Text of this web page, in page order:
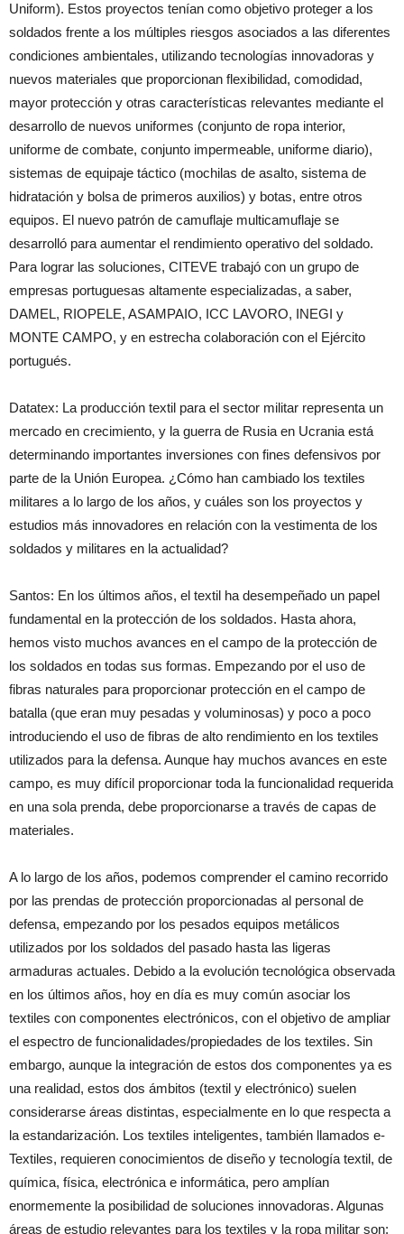
Uniform). Estos proyectos tenían como objetivo proteger a los
soldados frente a los múltiples riesgos asociados a las diferentes
condiciones ambientales, utilizando tecnologías innovadoras y
nuevos materiales que proporcionan flexibilidad, comodidad,
mayor protección y otras características relevantes mediante el
desarrollo de nuevos uniformes (conjunto de ropa interior,
uniforme de combate, conjunto impermeable, uniforme diario),
sistemas de equipaje táctico (mochilas de asalto, sistema de
hidratación y bolsa de primeros auxilios) y botas, entre otros
equipos. El nuevo patrón de camuflaje multicamuflaje se
desarrolló para aumentar el rendimiento operativo del soldado.
Para lograr las soluciones, CITEVE trabajó con un grupo de
empresas portuguesas altamente especializadas, a saber,
DAMEL, RIOPELE, ASAMPAIO, ICC LAVORO, INEGI y
MONTE CAMPO, y en estrecha colaboración con el Ejército
portugués.
Datatex: La producción textil para el sector militar representa un
mercado en crecimiento, y la guerra de Rusia en Ucrania está
determinando importantes inversiones con fines defensivos por
parte de la Unión Europea. ¿Cómo han cambiado los textiles
militares a lo largo de los años, y cuáles son los proyectos y
estudios más innovadores en relación con la vestimenta de los
soldados y militares en la actualidad?
Santos: En los últimos años, el textil ha desempeñado un papel
fundamental en la protección de los soldados. Hasta ahora,
hemos visto muchos avances en el campo de la protección de
los soldados en todas sus formas. Empezando por el uso de
fibras naturales para proporcionar protección en el campo de
batalla (que eran muy pesadas y voluminosas) y poco a poco
introduciendo el uso de fibras de alto rendimiento en los textiles
utilizados para la defensa. Aunque hay muchos avances en este
campo, es muy difícil proporcionar toda la funcionalidad requerida
en una sola prenda, debe proporcionarse a través de capas de
materiales.
A lo largo de los años, podemos comprender el camino recorrido
por las prendas de protección proporcionadas al personal de
defensa, empezando por los pesados equipos metálicos
utilizados por los soldados del pasado hasta las ligeras
armaduras actuales. Debido a la evolución tecnológica observada
en los últimos años, hoy en día es muy común asociar los
textiles con componentes electrónicos, con el objetivo de ampliar
el espectro de funcionalidades/propiedades de los textiles. Sin
embargo, aunque la integración de estos dos componentes ya es
una realidad, estos dos ámbitos (textil y electrónico) suelen
considerarse áreas distintas, especialmente en lo que respecta a
la estandarización. Los textiles inteligentes, también llamados e-
Textiles, requieren conocimientos de diseño y tecnología textil, de
química, física, electrónica e informática, pero amplían
enormemente la posibilidad de soluciones innovadoras. Algunas
áreas de estudio relevantes para los textiles y la ropa militar son: